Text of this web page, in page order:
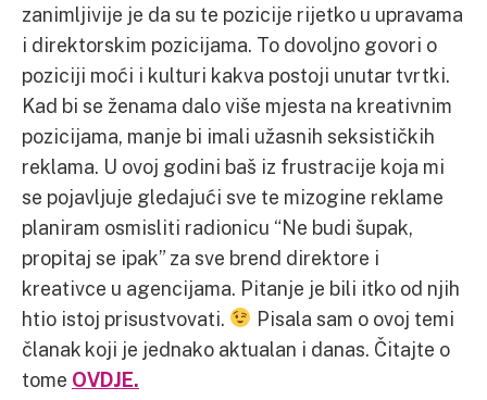
zanimljivije je da su te pozicije rijetko u upravama
i direktorskim pozicijama. To dovoljno govori o
poziciji moći i kulturi kakva postoji unutar tvrtki.
Kad bi se ženama dalo više mjesta na kreativnim
pozicijama, manje bi imali užasnih seksističkih
reklama. U ovoj godini baš iz frustracije koja mi
se pojavljuje gledajući sve te mizogine reklame
planiram osmisliti radionicu “Ne budi šupak,
propitaj se ipak” za sve brend direktore i
kreativce u agencijama. Pitanje je bili itko od njih
htio istoj prisustvovati.
Pisala sam o ovoj temi
članak koji je jednako aktualan i danas. Čitajte o
tome OVDJE.